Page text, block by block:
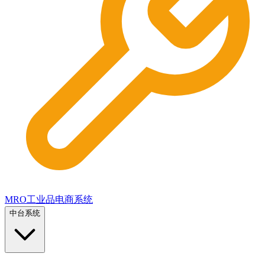
MRO工业品电商系统
中台系统